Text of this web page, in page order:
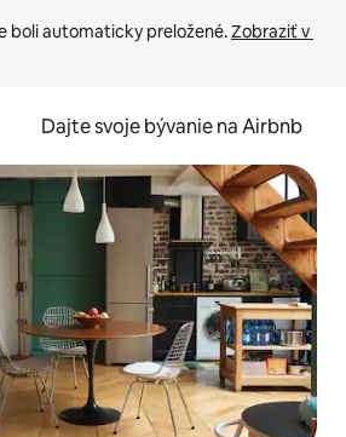
boli automaticky preložené. Zobraziť v
Dajte svoje bývanie na Airbnb